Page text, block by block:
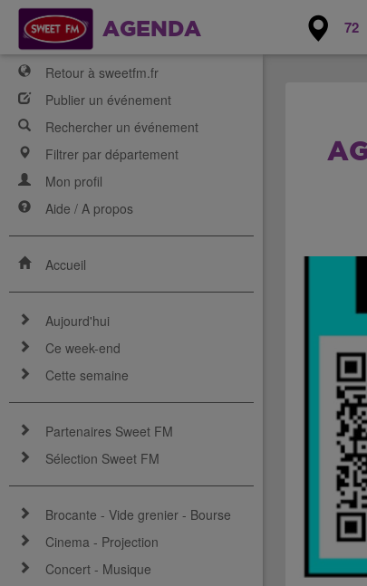
AGENDA 72
Retour à sweetfm.fr
Publier un événement
Rechercher un événement
Filtrer par département
Mon profil
Aide / A propos
Accueil
Aujourd'hui
Ce week-end
Cette semaine
Partenaires Sweet FM
Sélection Sweet FM
Brocante - Vide grenier - Bourse
Cinema - Projection
Concert - Musique